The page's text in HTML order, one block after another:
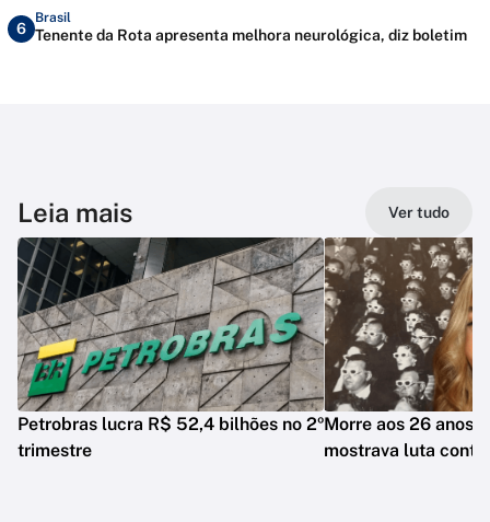
6
Brasil
Tenente da Rota apresenta melhora neurológica, diz boletim
Leia mais Ver tudo
Petrobras lucra R$ 52,4 bilhões no 2º
trimestre
Morre aos 26 anos
mostrava luta